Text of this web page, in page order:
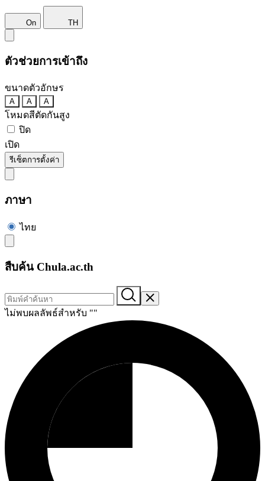
On TH
ตัวช่วยการเข้าถึง
ขนาดตัวอักษร
A A A
โหมดสีตัดกันสูง
ปิด
เปิด
รีเซ็ตการตั้งค่า
ภาษา
ไทย
สืบค้น Chula.ac.th
ไม่พบผลลัพธ์สำหรับ ""